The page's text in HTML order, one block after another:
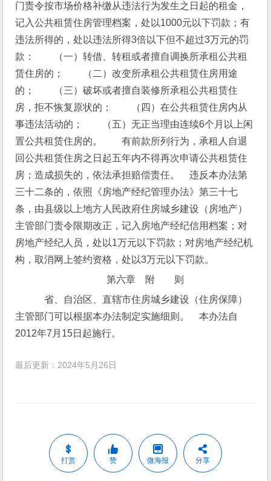
门责令按市场价格补缴从违法行为发生之日起的租金，
记入公共租赁住房管理档案，处以1000元以下罚款；有
违法所得的，处以违法所得3倍以下但不超过3万元的罚
款：　　（一）转借、转租或者擅自调换所承租公共租
赁住房的；　　（二）改变所承租公共租赁住房用途
的；　　（三）破坏或者擅自装修所承租公共租赁住
房，拒不恢复原状的；　　（四）在公共租赁住房内从
事违法活动的；　　（五）无正当理由连续6个月以上闲
置公共租赁住房的。　　有前款所列行为，承租人自退
回公共租赁住房之日起五年内不得再次申请公共租赁住
房；造成损失的，依法承担赔偿责任。　违反本办法第
三十二条的，依照《房地产经纪管理办法》第三十七
条，由县级以上地方人民政府住房城乡建设（房地产）
主管部门责令限期改正，记入房地产经纪信用档案；对
房地产经纪人员，处以1万元以下罚款；对房地产经纪机
构，取消网上签约资格，处以3万元以下罚款。
第六章　附　　则
省、自治区、直辖市住房城乡建设（住房保障）
主管部门可以根据本办法制定实施细则。　本办法自
2012年7月15日起施行。
最后更新：2024年5月26日
打赏 赞 微海报 分享